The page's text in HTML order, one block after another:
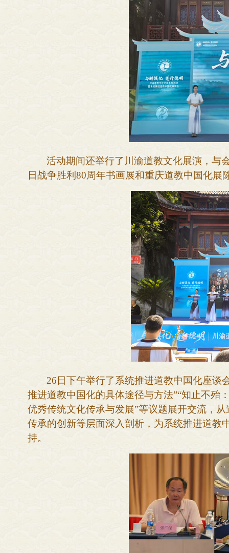
活动期间还举行了川渝道教文化展演，与
日战争胜利80周年书画展和重庆道教中国化展
26日下午举行了系统推进道教中国化座谈
推进道教中国化的具体途径与方法”“知止不殆
优秀传统文化传承与发展”等议题展开交流，
传承的创新等层面深入剖析，为系统推进道教
持。